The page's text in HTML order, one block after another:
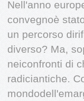
Nell'anno
convegnoè
un percorso
diverso? Ma,
neiconfronti di
radiciantiche.